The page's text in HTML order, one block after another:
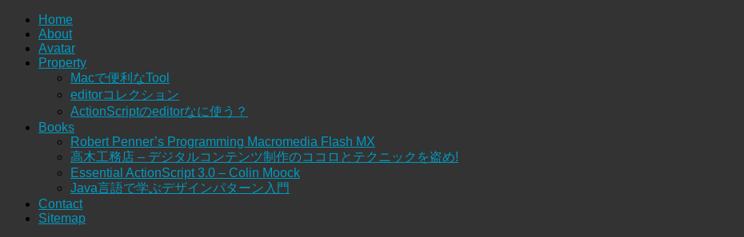
Home
About
Avatar
Property
Macで便利なTool
editorコレクション
ActionScriptのeditorなに使う？
Books
Robert Penner’s Programming Macromedia Flash MX
高木工務店 – デジタルコンテンツ制作のココロとテクニックを盗め!
Essential ActionScript 3.0 – Colin Moock
Java言語で学ぶデザインパターン入門
Contact
Sitemap